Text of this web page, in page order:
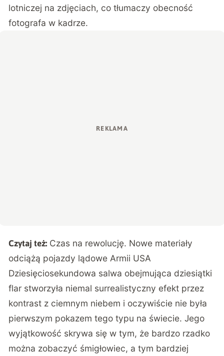
lotniczej na zdjęciach, co tłumaczy obecność
fotografa w kadrze.
Czytaj też: Czas na rewolucję. Nowe materiały
odciążą pojazdy lądowe Armii USA
Dziesięciosekundowa salwa obejmująca dziesiątki
flar stworzyła niemal surrealistyczny efekt przez
kontrast z ciemnym niebem i oczywiście nie była
pierwszym pokazem tego typu na świecie. Jego
wyjątkowość skrywa się w tym, że bardzo rzadko
można zobaczyć śmigłowiec, a tym bardziej